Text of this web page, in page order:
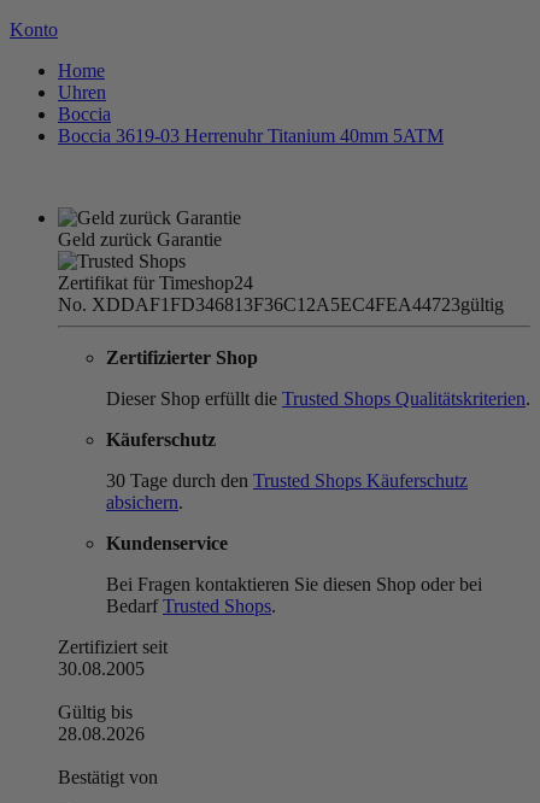
Konto
Home
Uhren
Boccia
Boccia 3619-03 Herrenuhr Titanium 40mm 5ATM
Geld zurück Garantie
Zertifikat für Timeshop24
No. XDDAF1FD346813F36C12A5EC4FEA44723gültig
Zertifizierter Shop
Dieser Shop erfüllt die Trusted Shops Qualitätskriterien.
Käuferschutz
30 Tage durch den Trusted Shops Käuferschutz
absichern.
Kundenservice
Bei Fragen kontaktieren Sie diesen Shop oder bei
BedarfTrusted Shops.
Zertifiziert seit
30.08.2005
Gültig bis
28.08.2026
Bestätigt von